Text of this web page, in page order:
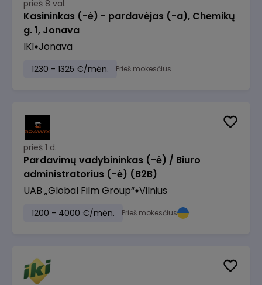
prieš 8 val.
Kasininkas (-ė) - pardavėjas (-a), Chemikų
g. 1, Jonava
IKI Jonava
1230 - 1325 €/mėn. Prieš mokesčius
prieš 1 d.
Pardavimų vadybininkas (-ė) / Biuro
administratorius (-ė) (B2B)
UAB „Global Film Group“ Vilnius
1200 - 4000 €/mėn. Prieš mokesčius